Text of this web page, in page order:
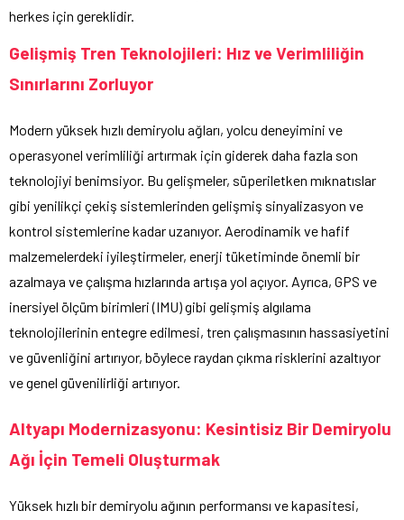
herkes için gereklidir.
Gelişmiş Tren Teknolojileri: Hız ve Verimliliğin
Sınırlarını Zorluyor
Modern yüksek hızlı demiryolu ağları, yolcu deneyimini ve
operasyonel verimliliği artırmak için giderek daha fazla son
teknolojiyi benimsiyor. Bu gelişmeler, süperiletken mıknatıslar
gibi yenilikçi çekiş sistemlerinden gelişmiş sinyalizasyon ve
kontrol sistemlerine kadar uzanıyor. Aerodinamik ve hafif
malzemelerdeki iyileştirmeler, enerji tüketiminde önemli bir
azalmaya ve çalışma hızlarında artışa yol açıyor. Ayrıca, GPS ve
inersiyel ölçüm birimleri (IMU) gibi gelişmiş algılama
teknolojilerinin entegre edilmesi, tren çalışmasının hassasiyetini
ve güvenliğini artırıyor, böylece raydan çıkma risklerini azaltıyor
ve genel güvenilirliği artırıyor.
Altyapı Modernizasyonu: Kesintisiz Bir Demiryolu
Ağı İçin Temeli Oluşturmak
Yüksek hızlı bir demiryolu ağının performansı ve kapasitesi,